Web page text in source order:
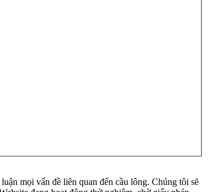
mọi vấn đề liên quan đến cầu lông. Chúng tôi sẽ